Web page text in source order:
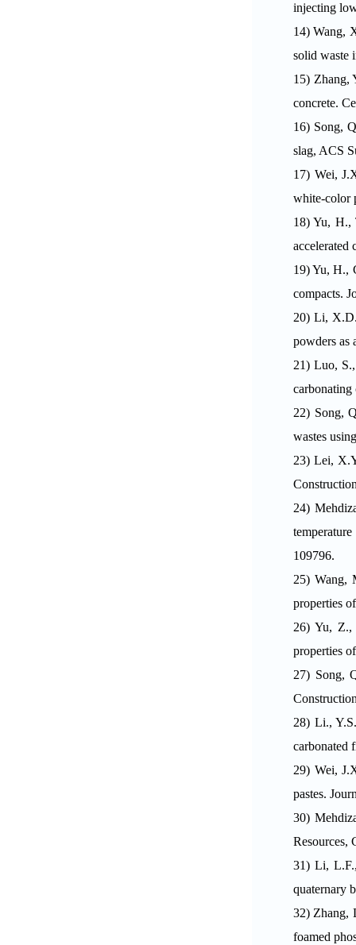
injecting
14)Wang,
solid waste
15) Zhang,
concrete.
16) Song,
slag, ACS
17) Wei,
white-color
18)Yu, H.,
accelerated
19)Yu, H.,
compacts.
20)Li,
powders as
21)Luo,
22) Song,
wastes
23) Lei,
24)
109796.
25)Wang,
properties
26) Yu, Z.,
properties
27) Song,
28) Li.,
carbonated
29) Wei,
pastes.
30)
Resources,
31)Li,
quaternary
32) Zhang,
foamed